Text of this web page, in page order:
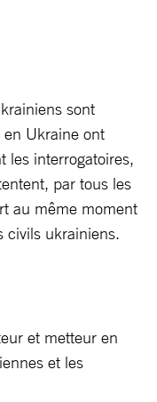
sont
en Ukraine ont
les interrogatoires,
par tous les
au même moment
civils ukrainiens.
et metteur en
et les